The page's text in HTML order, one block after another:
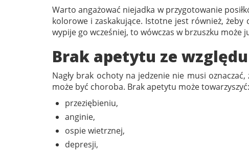
Warto angażować niejadka w przygotowanie
kolorowe i zaskakujące. Istotne jest również, żeby
wypije go wcześniej, to wówczas w brzuszku może
Brak apetytu ze
Nagły brak ochoty na jedzenie nie musi
może być choroba. Brak apetytu może towarzyszyć:
przeziębieniu,
anginie,
ospie wietrznej,
depresji,